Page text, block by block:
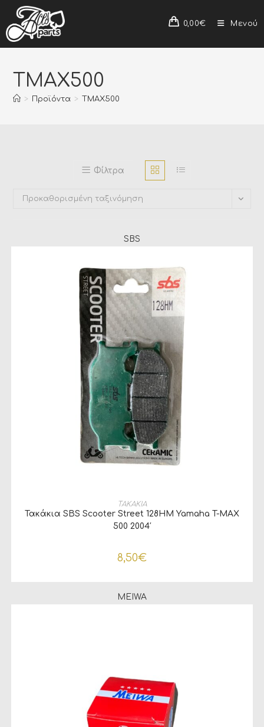
0,00€ Μενού
TMAX500
> Προϊόντα > TMAX500
Φίλτρα
Προκαθορισμένη ταξινόμηση
SBS
ΠΡΟΣΘΉΚΗ ΣΤΟ ΚΑΛΆΘΙ
ΤΑΚΑΚΙΑ
Τακάκια SBS Scooter Street 128HM Yamaha T-MAX
500 2004′
8,50€
MEIWA